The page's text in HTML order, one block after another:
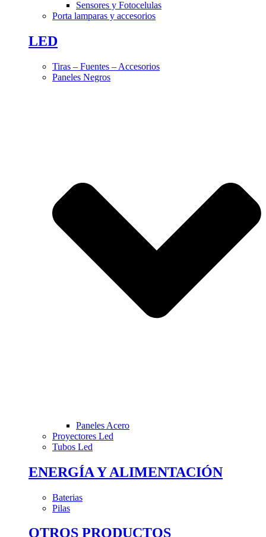
Sensores y Fotocelulas
Porta lamparas y accesorios
LED
Tiras – Fuentes – Accesorios
Paneles Negros
Paneles Acero
Proyectores Led
Tubos Led
ENERGÍA Y ALIMENTACIÓN
Baterias
Pilas
OTROS PRODUCTOS